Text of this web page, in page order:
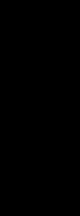
học
và ôm trọn
cầm chắc
tiếp xúc
chi tiết nhỏ
chùi sau